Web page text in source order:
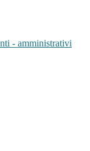
- amministrativi